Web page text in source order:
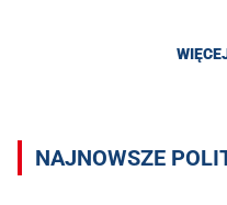
NAJNOWSZE